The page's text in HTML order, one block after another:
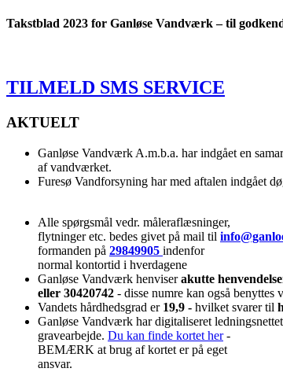
Takstblad 2023 for Ganløse Vandværk – til
TILMELD SMS SERVICE
AKTUELT
Ganløse Vandværk A.m.b.a. har indgået en
af vandværket.
Furesø Vandforsyning har med aftalen indgået
Alle spørgsmål vedr. måleraflæsninger,
flytninger etc. bedes givet på mail til
formanden på 29849905 indenfor
normal kontortid i hverdagene
Ganløse Vandværk henviserakutte
eller 30420742 - disse numre kan også benyttes
Vandets hårdhedsgrad er 19,9 - hvilket svarer til
Ganløse Vandværk har digitaliseret
gravearbejde. Du kan finde kortet her-
BEMÆRK at brug af kortet er på eget
ansvar.